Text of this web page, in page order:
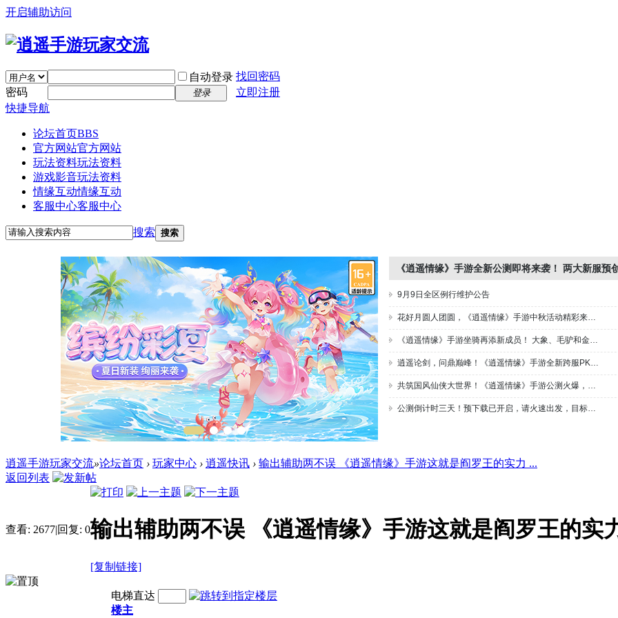
开启辅助访问
自动登录 找回密码
密码
登录
立即注册
快捷导航
论坛首页BBS
官方网站官方网站
玩法资料玩法资料
游戏影音玩法资料
情缘互动情缘互动
客服中心客服中心
搜索 搜索
逍遥手游玩家交流»论坛首页 › 玩家中心 › 逍遥快讯 › 输出辅助两不误 《逍遥情缘》手游这就是阎罗王的实力 ...
返回列表
查看: 2677|回复: 0输出辅助两不误 《逍遥情缘》手游这就是阎罗王的实
[复制链接]
电梯直达
楼主